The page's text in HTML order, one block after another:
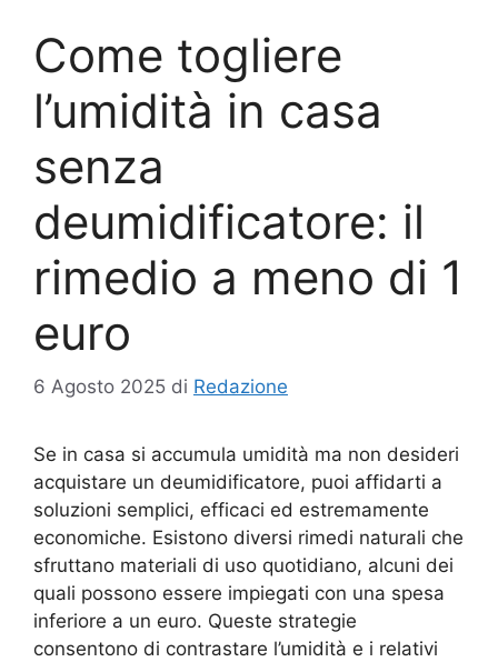
Come togliere
l’umidità in casa
senza
deumidificatore: il
rimedio a meno di 1
euro
6 Agosto 2025 di Redazione
Se in casa si accumula umidità ma non desideri
acquistare un deumidificatore, puoi affidarti a
soluzioni semplici, efficaci ed estremamente
economiche. Esistono diversi rimedi naturali che
sfruttano materiali di uso quotidiano, alcuni dei
quali possono essere impiegati con una spesa
inferiore a un euro. Queste strategie
consentono di contrastare l’umidità e i relativi